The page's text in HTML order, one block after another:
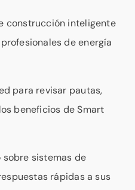
construcción inteligente
de energía
para revisar pautas,
beneficios de Smart
sistemas de
rápidas a sus